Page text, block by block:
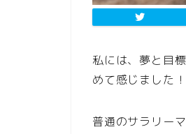
私には、夢と目
めて感じました！
普通のサラリー